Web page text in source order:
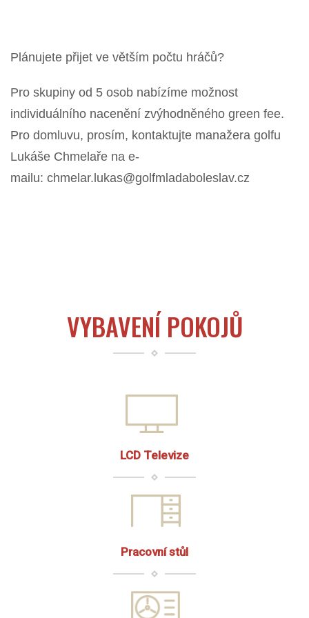
Plánujete přijet ve větším počtu hráčů?
Pro skupiny od 5 osob nabízíme možnost
individuálního nacenění zvýhodněného green fee.
Pro domluvu, prosím, kontaktujte manažera golfu
Lukáše Chmelaře na e-
mailu: chmelar.lukas@golfmladaboleslav.cz
VYBAVENÍ POKOJŮ
LCD Televize
Pracovní stůl